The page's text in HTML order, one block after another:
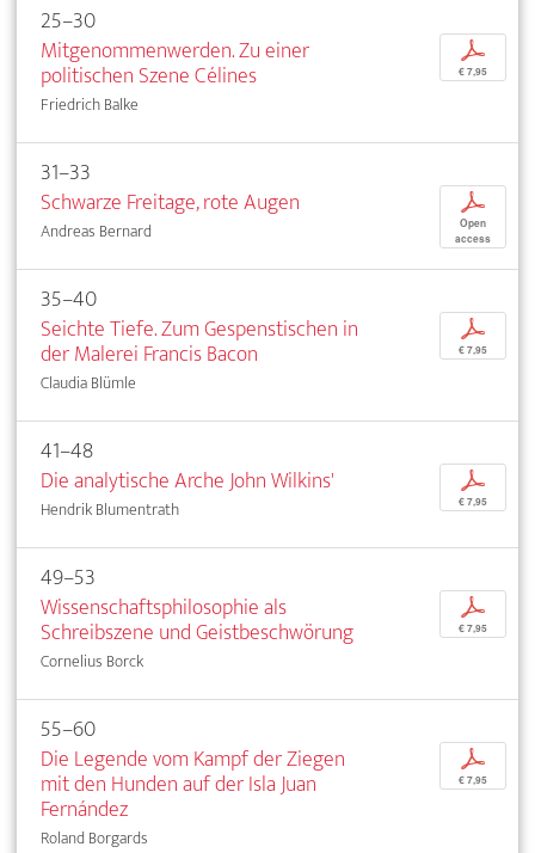
25–30
Mitgenommenwerden. Zu einer
politischen Szene Célines
Friedrich Balke
p
€ 7,95
31–33
Schwarze Freitage, rote Augen
Andreas Bernard
p
Open
access
35–40
Seichte Tiefe. Zum Gespenstischen in
der Malerei Francis Bacon
Claudia Blümle
p
€ 7,95
41–48
Die analytische Arche John Wilkins'
Hendrik Blumentrath
p
€ 7,95
49–53
Wissenschaftsphilosophie als
Schreibszene und Geistbeschwörung
Cornelius Borck
p
€ 7,95
55–60
Die Legende vom Kampf der Ziegen
mit den Hunden auf der Isla Juan
Fernández
Roland Borgards
p
€ 7,95